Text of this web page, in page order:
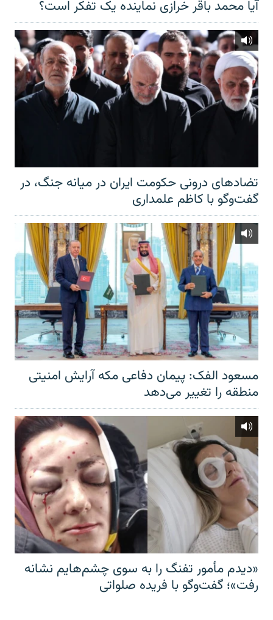
آیا محمد باقر خرازی نماینده یک تفکر است؟
تضادهای درونی حکومت ایران در میانه جنگ، در
گفت‌‌وگو با کاظم علمداری
مسعود الفک: پیمان دفاعی مکه آرایش امنیتی
منطقه را تغییر می‌دهد
«دیدم مأمور تفنگ را به سوی چشم‌هایم نشانه
رفت»؛ گفت‌و‌گو با فریده صلواتی